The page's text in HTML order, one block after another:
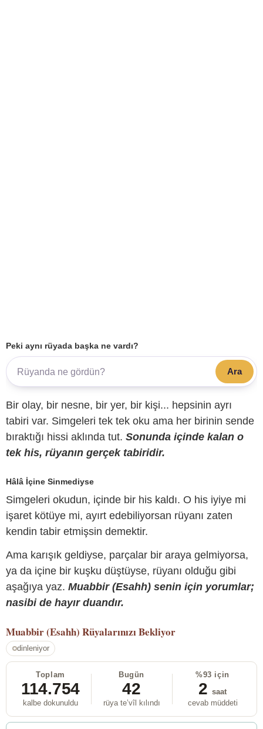
Peki aynı rüyada başka ne vardı?
Ara
Bir olay, bir nesne, bir yer, bir kişi... hepsinin ayrı
tabiri var. Simgeleri tek tek oku ama her birinin sende
bıraktığı hissi aklında tut. Sonunda içinde kalan o
tek his, rüyanın gerçek tabiridir.
Hâlâ İçine Sinmediyse
Simgeleri okudun, içinde bir his kaldı. O his iyiye mi
işaret kötüye mi, ayırt edebiliyorsan rüyanı zaten
kendin tabir etmişsin demektir.
Ama karışık geldiyse, parçalar bir araya gelmiyorsa,
ya da içine bir kuşku düştüyse, rüyanı olduğu gibi
aşağıya yaz. Muabbir (Esahh) senin için yorumlar;
nasibi de hayır duandır.
Muabbir (Esahh) Rüyalarınızı Bekliyor
dinleniyor
Toplam
114.754
kalbe dokunuldu
Bugün
42
rüya te’vîl kılındı
%93 için
2 saat
cevab müddeti